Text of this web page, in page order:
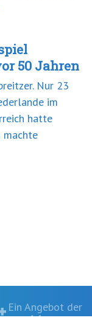
50 Jahren
Nur 23
im
hatte
machte
Ein Angebot der